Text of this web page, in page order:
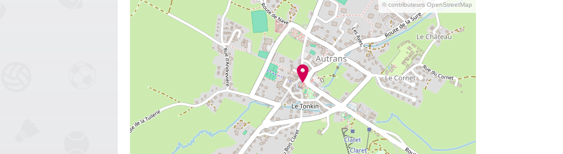
© contributeurs OpenStreetMap